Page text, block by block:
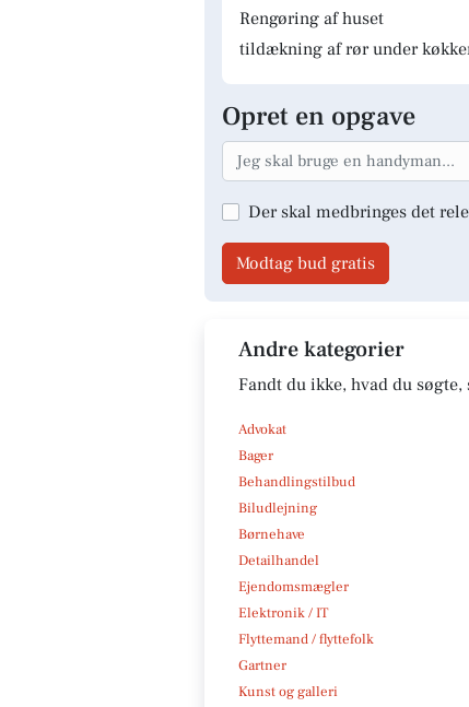
Rengøring af huset
tildækning af rør under
Opret en opgave
Der skal medbringes det
Modtag bud gratis
Andre kategorier
Fandt du ikke, hvad du
Advokat
Bager
Behandlingstilbud
Biludlejning
Børnehave
Detailhandel
Ejendomsmægler
Elektronik / IT
Flyttemand / flyttefolk
Gartner
Kunst og galleri